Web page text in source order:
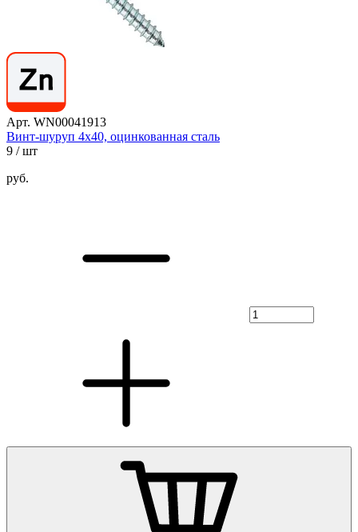
Арт. WN00041913
Винт-шуруп 4х40, оцинкованная сталь
9 / шт
руб.